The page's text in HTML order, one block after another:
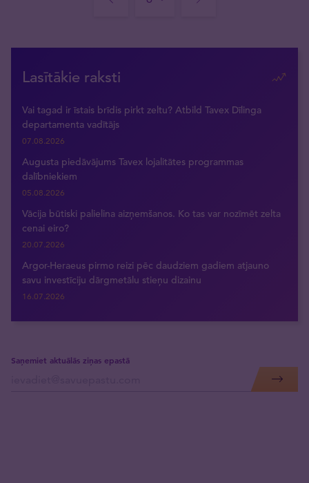
Lasītākie raksti
Vai tagad ir īstais brīdis pirkt zeltu? Atbild Tavex Dīlinga
departamenta vadītājs
07.08.2026
Augusta piedāvājums Tavex lojalitātes programmas
dalībniekiem
05.08.2026
Vācija būtiski palielina aizņemšanos. Ko tas var nozīmēt zelta
cenai eiro?
20.07.2026
Argor-Heraeus pirmo reizi pēc daudziem gadiem atjauno
savu investīciju dārgmetālu stieņu dizainu
16.07.2026
Saņemiet aktuālās ziņas epastā